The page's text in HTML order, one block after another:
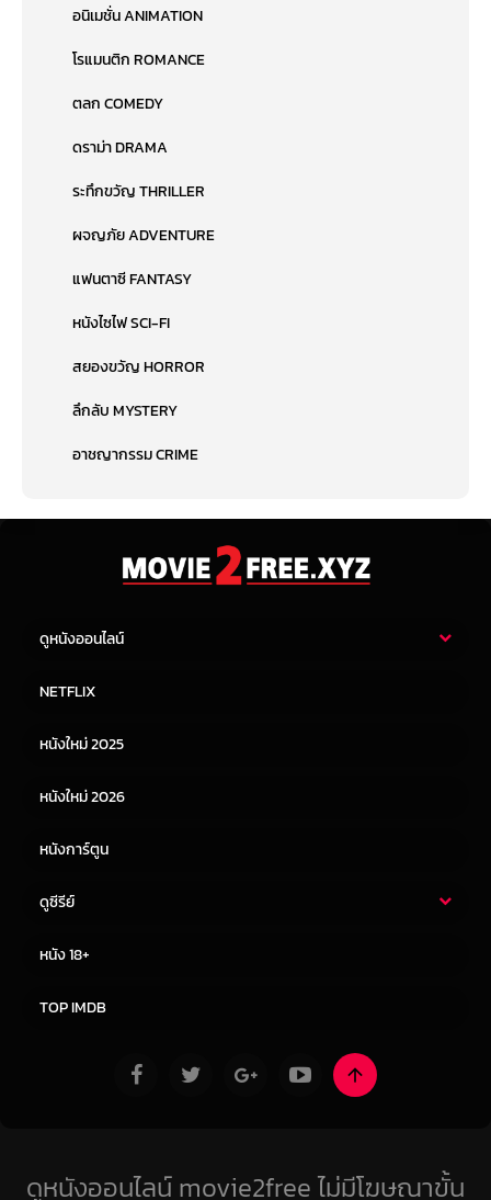
อนิเมชั่น ANIMATION
โรแมนติก ROMANCE
ตลก COMEDY
ดราม่า DRAMA
ระทึกขวัญ THRILLER
ผจญภัย ADVENTURE
แฟนตาซี FANTASY
หนังไซไฟ SCI-FI
สยองขวัญ HORROR
ลึกลับ MYSTERY
อาชญากรรม CRIME
ดูหนังออนไลน์
หนังจีน
NETFLIX
หนังใหม่ 2025
หนังใหม่ 2026
หนังการ์ตูน
ดูซีรีย์
หนัง 18+
TOP IMDB
ดูหนังออนไลน์ movie2free ไม่มีโฆษณาขั้น